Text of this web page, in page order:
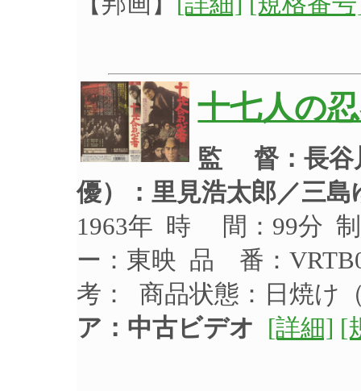
十七人の
監 督：長谷
優）： 里見浩太郎／三
1963年 時 間：99分 制
ー：東映 品 番：
考： 商品状態：日焼け
ア：中古ビデオ [詳細] [